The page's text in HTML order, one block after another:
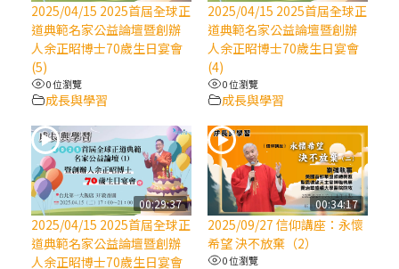
2025/10/10【萬物讚頌頌歌 – 太陽與生態音
樂會】紀念聖方濟與已逝教宗方濟各（中）
2025/10/10【萬物讚頌頌歌 – 太陽與生態音
樂會】紀念聖方濟與已逝教宗方濟各（下）
2025/10/10【萬物讚頌頌歌 – 太陽與生態音
樂會】紀念聖方濟與已逝教宗方濟各（上）
(9完結)黃敏正主教帶你做【將臨期避靜】—
2025/04/15 2025首屆全球正
道典範名家公益論壇暨創辦
人余正昭博士70歲生日宴會
(5)
0 位瀏覽
成長與學習
2025/04/15 2025首屆全球正
道典範名家公益論壇暨創辦
人余正昭博士70歲生日宴會
(4)
0 位瀏覽
成長與學習
00:29:37
2025/04/15 2025首屆全球正
道典範名家公益論壇暨創辦
人余正昭博士70歲生日宴會
00:34:17
2025/09/27 信仰講座：永懷
希望 決不放棄（2）
0 位瀏覽